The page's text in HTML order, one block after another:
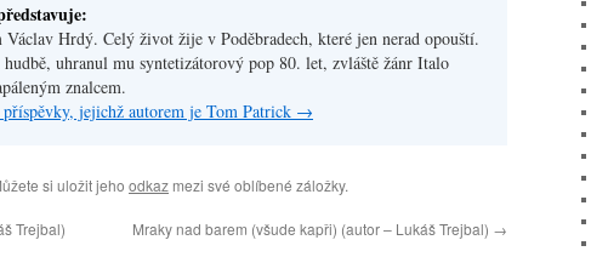
Hrdý. Celý život žije v Poděbradech, které jen nerad opouští.
uhranul mu syntetizátorový pop 80. let, zvláště žánr Italo
znalcem.
jejichž autorem je Tom Patrick →
si uložit jeho odkaz mezi své oblíbené záložky.
Trejbal) Mraky nad barem (všude kapři) (autor – Lukáš Trejbal) →